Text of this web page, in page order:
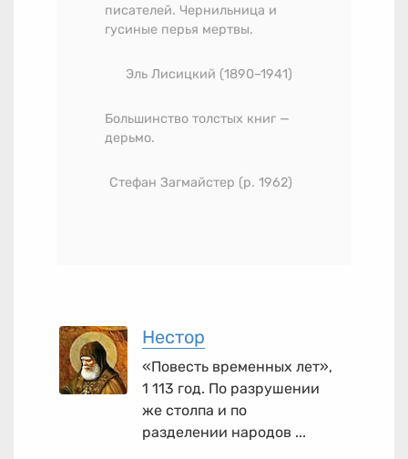
писателей. Чернильница и
гусиные перья мертвы.
Эль Лисицкий (1890–1941)
Большинство толстых книг —
дерьмо.
Стефан Загмайстер (р. 1962)
Нестор
«Повесть временных лет»,
1 113 год. По разрушении
же столпа и по
разделении народов ...